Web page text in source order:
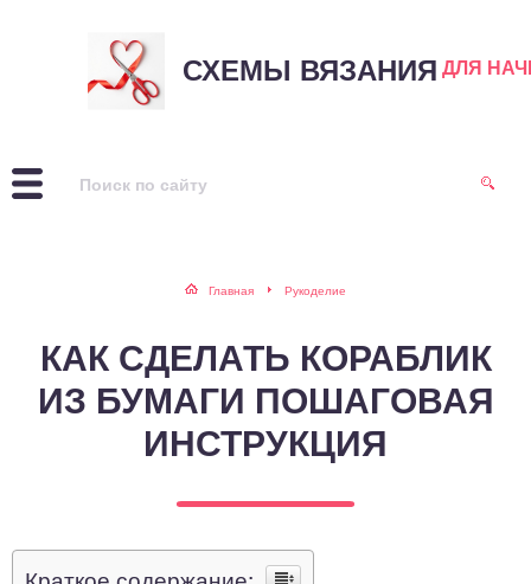
СХЕМЫ ВЯЗАНИЯ ДЛЯ
Главная Рукоделие
КАК СДЕЛАТЬ КОРАБЛИК
ИЗ БУМАГИ ПОШАГОВАЯ
ИНСТРУКЦИЯ